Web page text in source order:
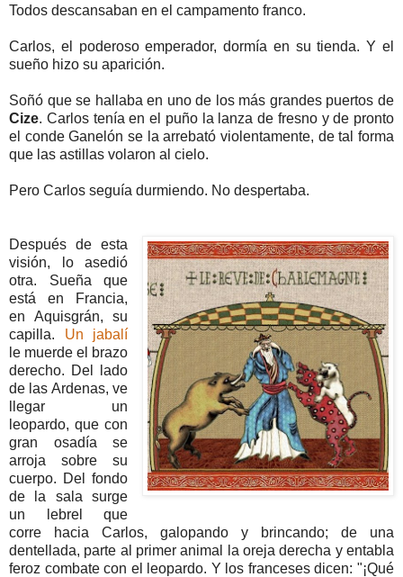
Todos descansaban en el campamento franco.
Carlos, el poderoso emperador, dormía en su tienda. Y el
sueño hizo su aparición.
Soñó que se hallaba en uno de los más grandes puertos de
Cize. Carlos tenía en el puño la lanza de fresno y de pronto
el conde Ganelón se la arrebató violentamente, de tal forma
que las astillas volaron al cielo.
Pero Carlos seguía durmiendo. No despertaba.
Después de esta
visión, lo asedió
otra. Sueña que
está en Francia,
en Aquisgrán, su
capilla. Un jabalí
le muerde el brazo
derecho. Del lado
de las Ardenas, ve
llegar un
leopardo, que con
gran osadía se
arroja sobre su
cuerpo. Del fondo
de la sala surge
un lebrel que
corre hacia Carlos, galopando y brincando; de una
dentellada, parte al primer animal la oreja derecha y entabla
feroz combate con el leopardo. Y los franceses dicen: "¡Qué